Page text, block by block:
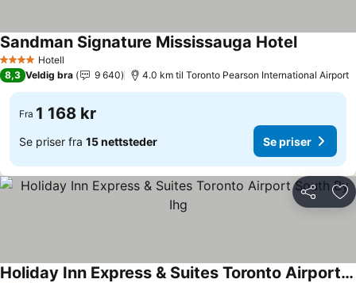
4 StjernerHotell
Sandman Signature Mississauga Hotel
8,3 Veldig bra 9 640 4.0 km til Toronto Pearson International Airport
Fra 1 168 kr
Se priser fra 15 nettsteder Se priser
Del
Holiday Inn Express & Suites Toronto Airport South By Ihg